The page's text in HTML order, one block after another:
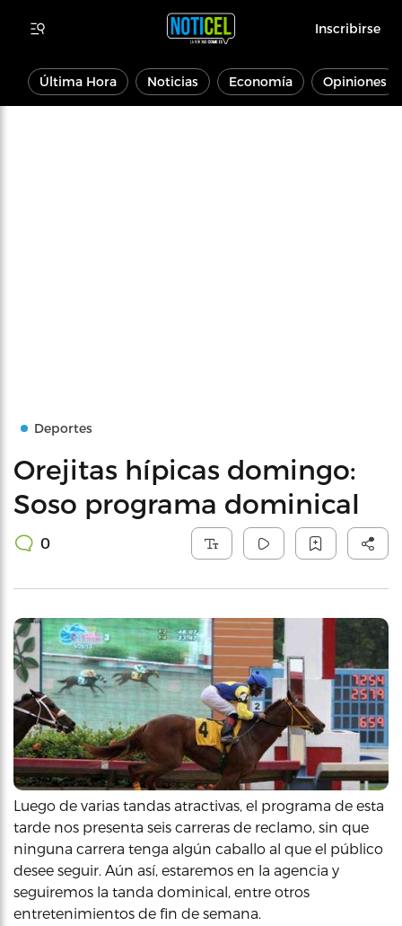
Inscribirse
Última Hora Noticias Economía Opiniones
Deportes
Orejitas hípicas domingo:
Soso programa dominical
0
Luego de varias tandas atractivas, el programa de esta
tarde nos presenta seis carreras de reclamo, sin que
ninguna carrera tenga algún caballo al que el público
desee seguir. Aún así, estaremos en la agencia y
seguiremos la tanda dominical, entre otros
entretenimientos de fin de semana.